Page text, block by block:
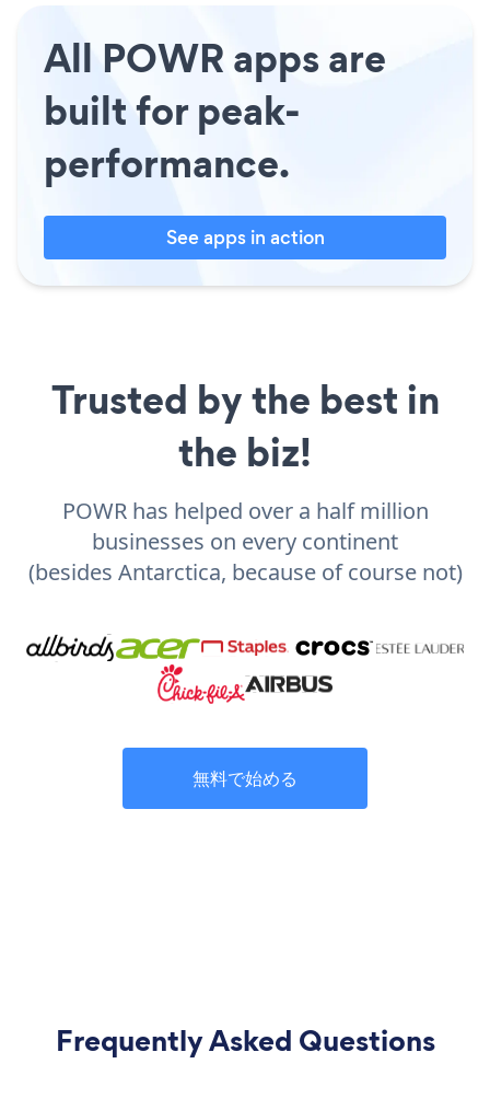
All POWR apps are
built for peak-
performance.
See apps in action
Trusted by the best in
the biz!
POWR has helped over a half million
businesses on every continent
(besides Antarctica, because of course not)
無料で始める
Frequently Asked Questions